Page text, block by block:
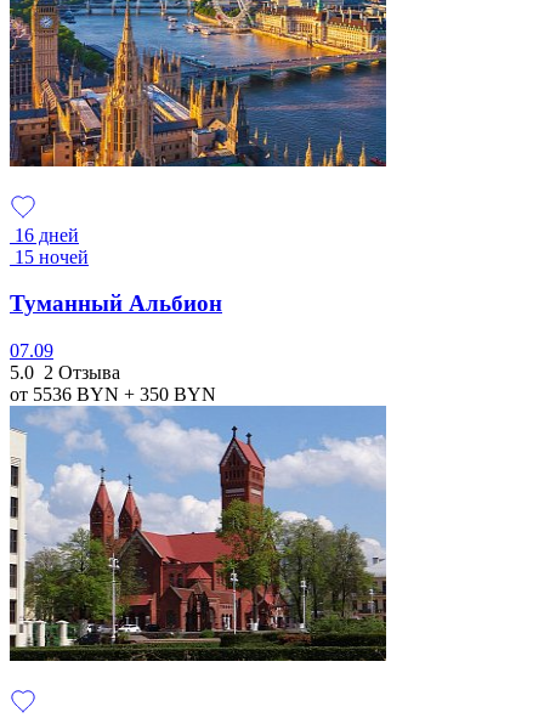
16 дней
15 ночей
Туманный Альбион
07.09
5.0 2 Отзыва
от 5536 BYN + 350 BYN